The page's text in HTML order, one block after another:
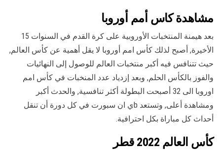
مشاهدة كاس أمم أوروبا
بعد هيمنة المنتخبات الأوروبية على كرة القدم في السنوات 15
الأخيرة, أصبح لذلك كأس امم أوروبا لا يقل أهمية عن كأس العالم,
حيث تتنافس فيه أكبر منتخبات العالم للوصول إلى النهائيات
والفوز بالكأس الحلم, وبعد إزدياد عدد المنخبات في كأس امم
اوروبا الى 32 أصبحت البطولة أكثر تنافسية, والحدث أكبر
ومشاهدة أعلى, وتستعد bي ان سبورت في كل دورة أن تنقل
أحداث كل مباراة بكل احترافية.
كأس العالم 2022 قطر